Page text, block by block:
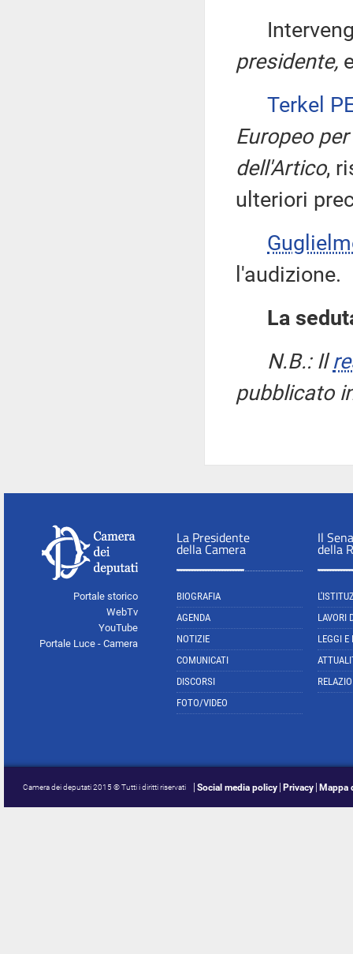
presidente,
Terkel
Europeo
dell'Artico,
ulteriori
l'audizione.
La
N.B.: Il
pubblicato
Portale storico
WebTv
YouTube
Portale Luce - Camera
La Presidente
della Camera
BIOGRAFIA
AGENDA
NOTIZIE
COMUNICATI
DISCORSI
FOTO/VIDEO
Il
della
LAVORI
LEGGI E
Camera dei deputati 2015 © Tutti i diritti riservati Social media policy Privacy Mappa